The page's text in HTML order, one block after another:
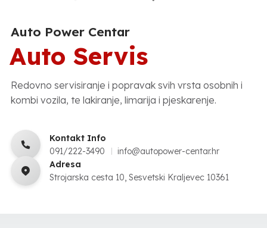
Auto Power Centar
Auto Servis
Redovno servisiranje i popravak svih vrsta osobnih i
kombi vozila, te lakiranje, limarija i pjeskarenje.
Kontakt Info
091/222-3490
info@autopower-centar.hr
Adresa
Strojarska cesta 10, Sesvetski Kraljevec 10361